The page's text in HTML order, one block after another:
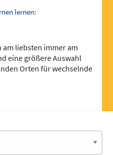
lernen:
liebsten immer am
eine größere Auswahl
Orten für wechselnde